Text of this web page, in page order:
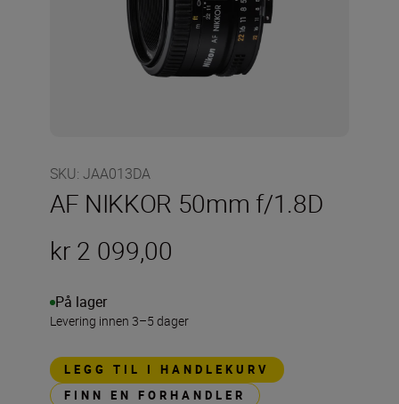
SKU: JAA013DA
AF NIKKOR 50mm f/1.8D
kr 2 099,00
På lager
Levering innen 3–5 dager
LEGG TIL I HANDLEKURV
FINN EN FORHANDLER